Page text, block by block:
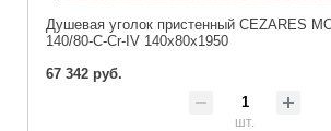
Душевая уголок пристенный CEZARES
140/80-C-Cr-IV 140x80x1950
67 342 руб.
шт.